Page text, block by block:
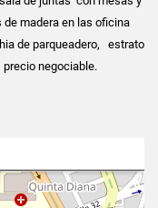
madera en las oficina
de parqueadero, estrato
negociable.